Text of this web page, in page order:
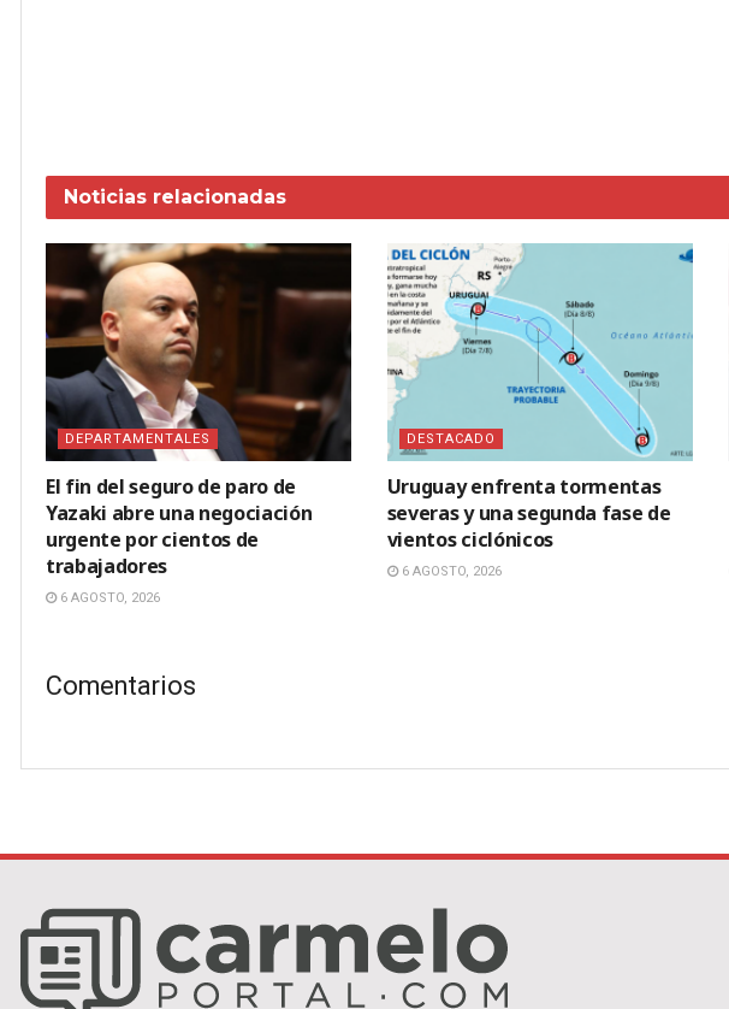
Noticias relacionadas
DEPARTAMENTALES
El fin del seguro de paro de
Yazaki abre una negociación
urgente por cientos de
trabajadores
6 AGOSTO, 2026
DESTACADO
Uruguay enfrenta tormentas
severas y una segunda fase de
vientos ciclónicos
6 AGOSTO, 2026
Comentarios